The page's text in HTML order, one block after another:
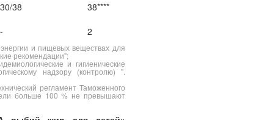
- 2
30/38 38****
и пищевых веществах для
рекомендации";
и гигиенические
надзору (контролю) ".
регламент Таможенного
больше 100 % не превышают